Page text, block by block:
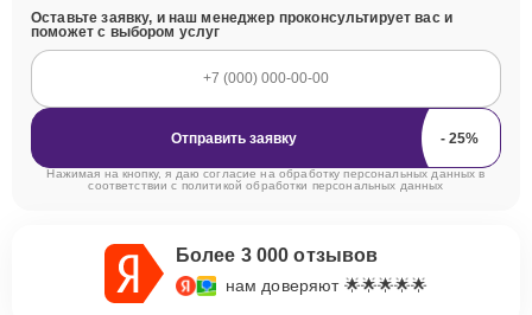
Оставьте заявку, и наш менеджер проконсультирует вас и
поможет с выбором услуг
Отправить заявку
Нажимая на кнопку, я даю согласие на обработку персональных данных в
соответствии с политикой обработки персональных данных
Более 3 000 отзывов
нам доверяют 🌟🌟🌟🌟🌟